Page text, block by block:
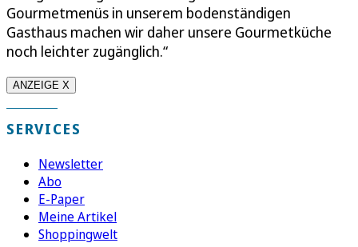
Gourmetmenüs in unserem bodenständigen
Gasthaus machen wir daher unsere Gourmetküche
noch leichter zugänglich.“
ANZEIGE X
SERVICES
Newsletter
Abo
E-Paper
Meine Artikel
Shoppingwelt